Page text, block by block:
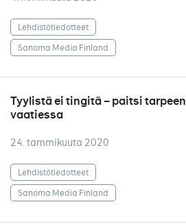
Lehdistötiedotteet
Sanoma Media Finland
Tyylistä ei tingitä – paitsi tarpeen
vaatiessa
24. tammikuuta 2020
Lehdistötiedotteet
Sanoma Media Finland